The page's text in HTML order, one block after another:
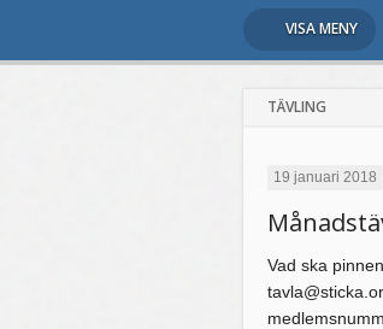
VISA MENY
TÄVLING
19 januari 2018
Vad ska